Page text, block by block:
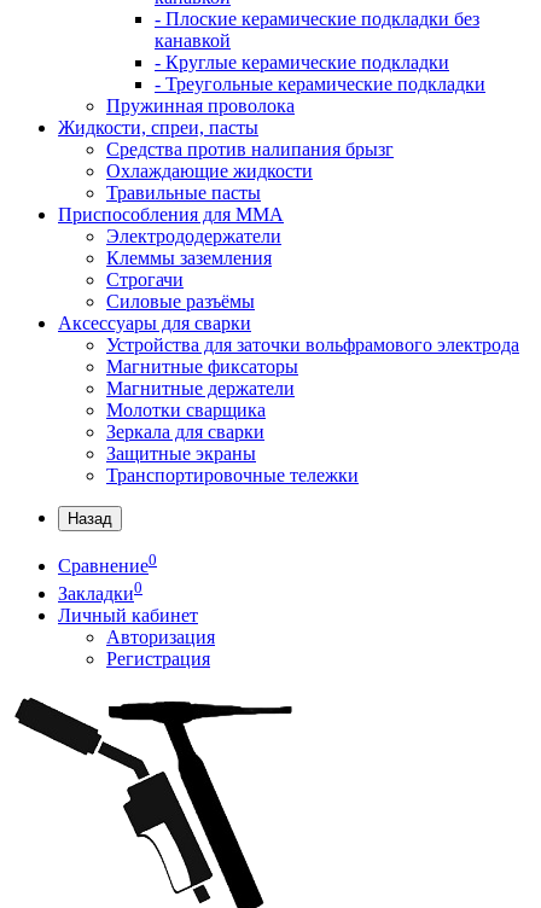
- Плоские керамические подкладки без
канавкой
- Круглые керамические подкладки
- Треугольные керамические подкладки
Пружинная проволока
Жидкости, спреи, пасты
Средства против налипания брызг
Охлаждающие жидкости
Травильные пасты
Приспособления для ММА
Электрододержатели
Клеммы заземления
Строгачи
Силовые разъёмы
Аксессуары для сварки
Устройства для заточки вольфрамового электрода
Магнитные фиксаторы
Магнитные держатели
Молотки сварщика
Зеркала для сварки
Защитные экраны
Транспортировочные тележки
Назад
Сравнение0
Закладки0
Личный кабинет
Авторизация
Регистрация